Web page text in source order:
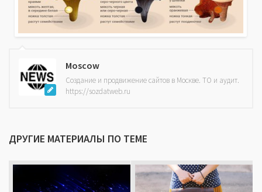
Moscow
Создание и продвижение сайтов в Москве. ТО и аудит.
https://sozdatweb.ru
ДРУГИЕ МАТЕРИАЛЫ ПО ТЕМЕ